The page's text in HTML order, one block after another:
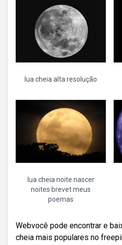
lua cheia alta resolução
lua cheia noite nascer
noites brevet meus
poemas
Webvocê pode encontrar e
cheia mais populares no